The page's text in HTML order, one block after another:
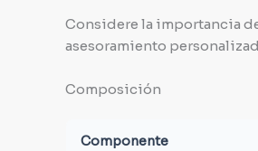
Considere la importancia
asesoramiento
Composición
Componente